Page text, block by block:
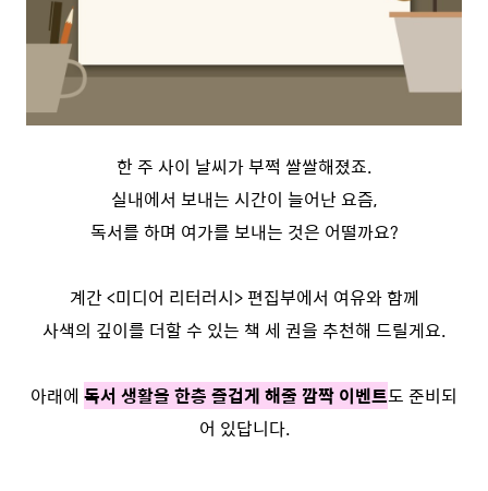
한 주 사이 날씨가 부쩍 쌀쌀해졌죠.
실내에서 보내는 시간이 늘어난 요즘,
독서를 하며 여가를 보내는 것은 어떨까요?
계간 <미디어 리터러시> 편집부에서 여유와 함께
사색의 깊이를 더할 수 있는 책 세 권을 추천해 드릴게요.
아래에 독서 생활을 한층 즐겁게 해줄 깜짝 이벤트도 준비되
어 있답니다.